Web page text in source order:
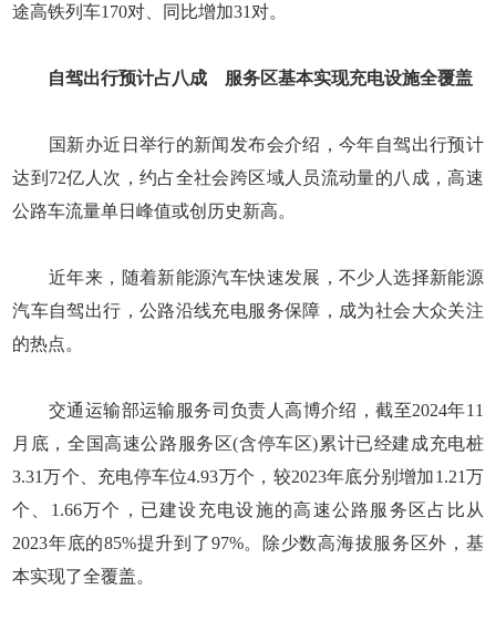
途高铁列车170对、同比增加31对。
自驾出行预计占八成 服务区基本实现充电设施全覆盖
国新办近日举行的新闻发布会介绍，今年自驾出行预计
达到72亿人次，约占全社会跨区域人员流动量的八成，高速
公路车流量单日峰值或创历史新高。
近年来，随着新能源汽车快速发展，不少人选择新能源
汽车自驾出行，公路沿线充电服务保障，成为社会大众关注
的热点。
交通运输部运输服务司负责人高博介绍，截至2024年11
月底，全国高速公路服务区(含停车区)累计已经建成充电桩
3.31万个、充电停车位4.93万个，较2023年底分别增加1.21万
个、1.66万个，已建设充电设施的高速公路服务区占比从
2023年底的85%提升到了97%。除少数高海拔服务区外，基
本实现了全覆盖。